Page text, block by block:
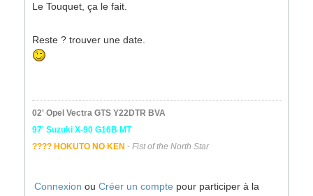
Le Touquet, ça le fait.
Reste ? trouver une date.
02' Opel Vectra GTS Y22DTR BVA
97' Suzuki X-90 G16B MT
???? HOKUTO NO KEN - Fist of the North Star
Connexion ou Créer un compte pour participer à la